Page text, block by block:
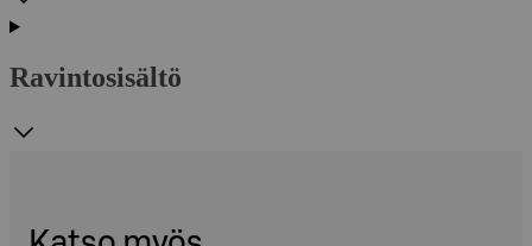
Ravintosisältö